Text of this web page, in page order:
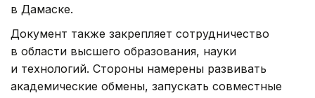
в Дамаске.
Документ также закрепляет сотрудничество
в области высшего образования, науки
и технологий. Стороны намерены развивать
академические обмены, запускать совместные